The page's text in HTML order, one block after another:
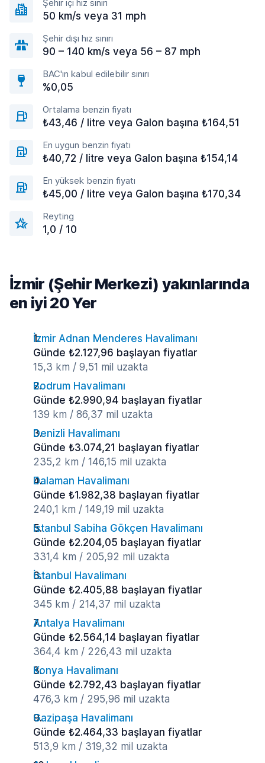
Şehir içi hız sınırı
50 km/s veya 31 mph
Şehir dışı hız sınırı
90 – 140 km/s veya 56 – 87 mph
BAC'ın kabul edilebilir sınırı
%0,05
Ortalama benzin fiyatı
₺43,46 / litre veya Galon başına ₺164,51
En uygun benzin fiyatı
₺40,72 / litre veya Galon başına ₺154,14
En yüksek benzin fiyatı
₺45,00 / litre veya Galon başına ₺170,34
Reyting
1,0 / 10
İzmir (Şehir Merkezi) yakınlarında
en iyi 20 Yer
İzmir Adnan Menderes Havalimanı
Günde ₺2.127,96 başlayan fiyatlar
15,3 km / 9,51 mil uzakta
Bodrum Havalimanı
Günde ₺2.990,94 başlayan fiyatlar
139 km / 86,37 mil uzakta
Denizli Havalimanı
Günde ₺3.074,21 başlayan fiyatlar
235,2 km / 146,15 mil uzakta
Dalaman Havalimanı
Günde ₺1.982,38 başlayan fiyatlar
240,1 km / 149,19 mil uzakta
Istanbul Sabiha Gökçen Havalimanı
Günde ₺2.204,05 başlayan fiyatlar
331,4 km / 205,92 mil uzakta
İstanbul Havalimanı
Günde ₺2.405,88 başlayan fiyatlar
345 km / 214,37 mil uzakta
Antalya Havalimanı
Günde ₺2.564,14 başlayan fiyatlar
364,4 km / 226,43 mil uzakta
Konya Havalimanı
Günde ₺2.792,43 başlayan fiyatlar
476,3 km / 295,96 mil uzakta
Gazipaşa Havalimanı
Günde ₺2.464,33 başlayan fiyatlar
513,9 km / 319,32 mil uzakta